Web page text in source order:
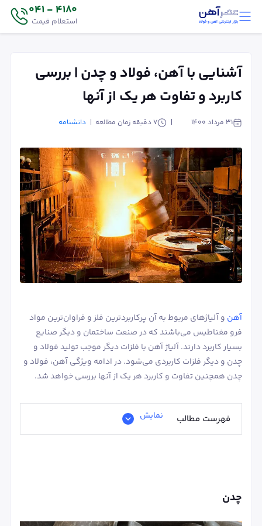
4180 - 041
استعلام قیمت
آشنایی با آهن، فولاد و چدن | بررسی
کاربرد و تفاوت هر یک از آنها
۳۱ مرداد ۱۴۰۰ 7 دقیقه زمان مطالعه دانشنامه
آهن و آلیاژهای مربوط به آن پرکاربردترین فلز و فراوان‌ترین مواد
فرو مغناطیس می‌باشند که در صنعت ساختمان و دیگر صنایع
بسیار کاربرد دارند. آلیاژ آهن با فلزات دیگر موجب تولید فولاد و
چدن و دیگر فلزات کاربردی می‌شود. در ادامه ویژگی آهن، فولاد و
چدن همچنین تفاوت و کاربرد هر یک از آنها بررسی خواهد شد.
فهرست مطالب نمایش
چدن